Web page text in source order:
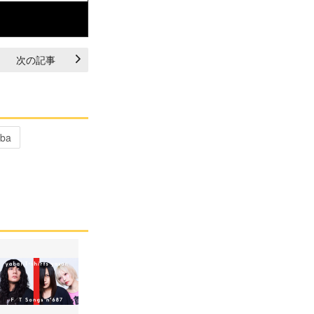
次の記事